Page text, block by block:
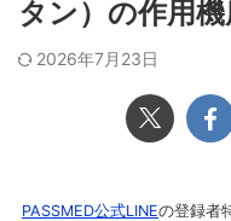
どを カタカナでご入
良い例：テセントリク
悪い例：てせんと
タン）の作用機
2026年7月23日
PASSMED公式LINEの登録者